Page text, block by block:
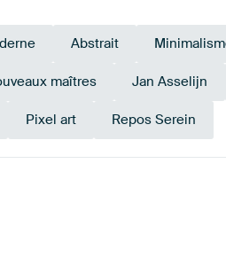
Abstrait
maîtres Jan Asselijn
Pixel art Repos Serein